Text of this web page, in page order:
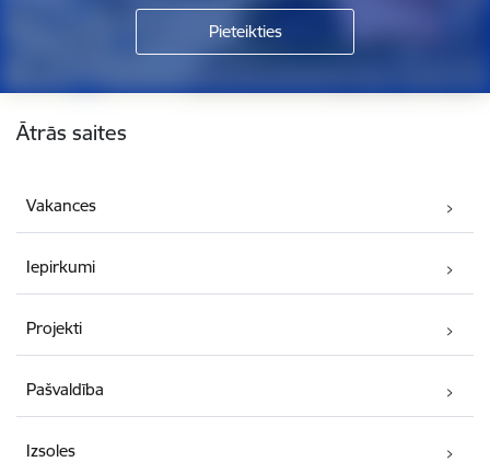
Ātrās saites
Vakances
Iepirkumi
Projekti
Pašvaldība
Izsoles